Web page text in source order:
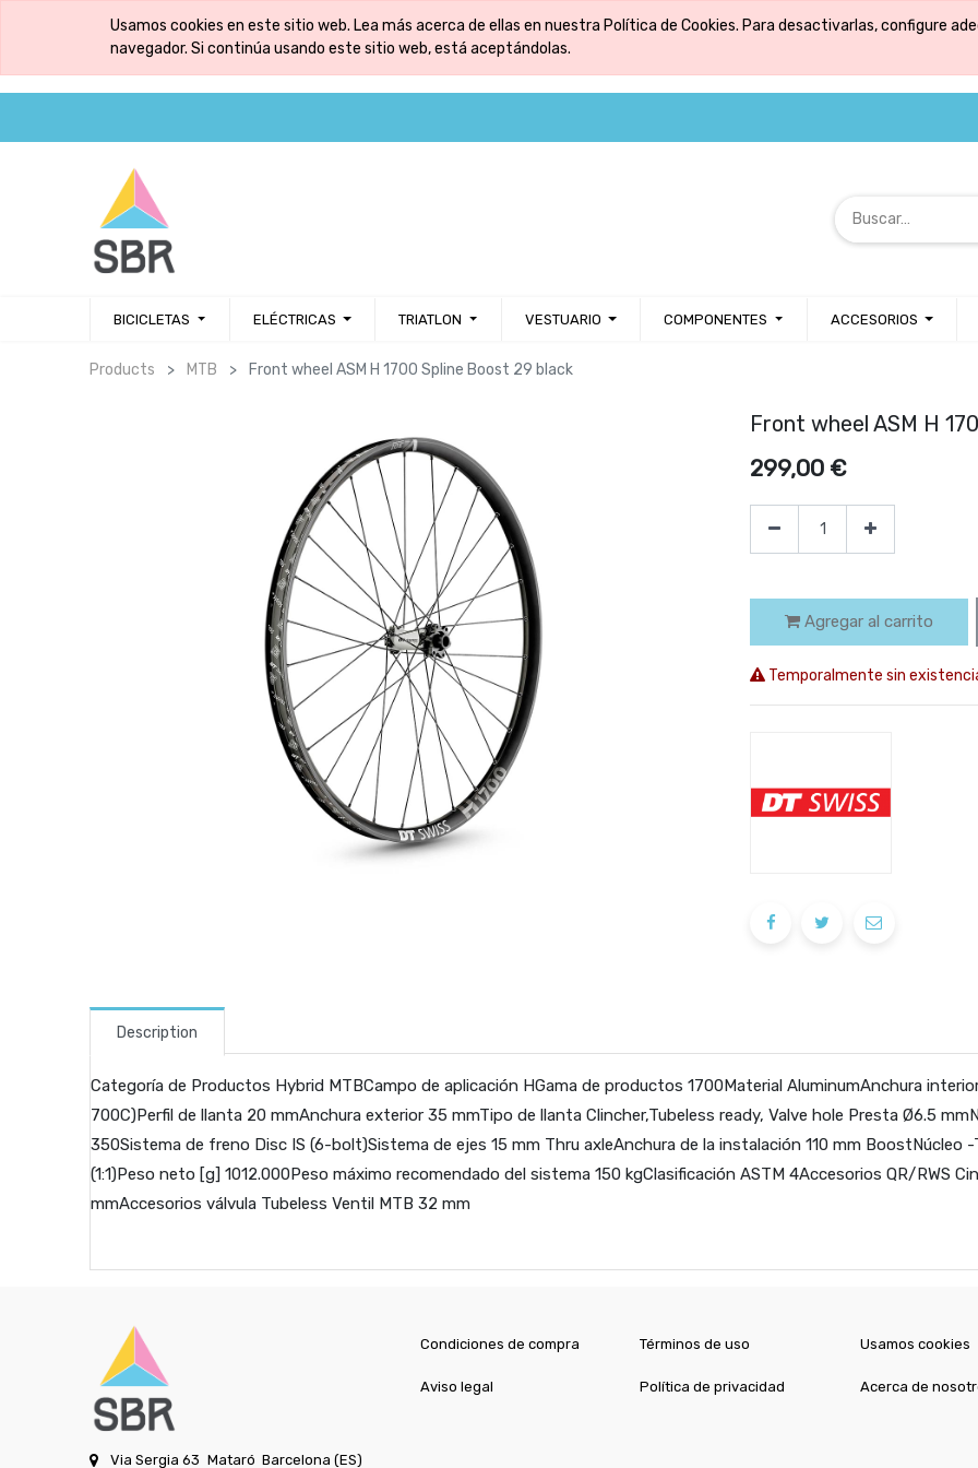
Usamos cookies en este sitio web. Lea más acerca de ellas en nuestra Política de Cookies. Para desactivarlas, configure
navegador. Si continúa usando este sitio web, está aceptándolas.
BICICLETAS ELÉCTRICAS TRIATLON VESTUARIO COMPONENTES ACCESORIOS
Products MTB Front wheel ASM H 1700 Spline Boost 29 black
Front wheel ASM H
299,00 €
Agregar al carrito
Temporalmente sin
Description
Categoría de Productos Hybrid MTBCampo de aplicación HGama de productos 1700Material AluminumAnchura
700C)Perfil de llanta 20 mmAnchura exterior 35 mmTipo de llanta Clincher,Tubeless ready, Valve hole Presta Ø6.5
350Sistema de freno Disc IS (6-bolt)Sistema de ejes 15 mm Thru axleAnchura de la instalación 110 mm BoostNúcleo
(1:1)Peso neto [g] 1012.000Peso máximo recomendado del sistema 150 kgClasificación ASTM 4Accesorios QR/RWS
mmAccesorios válvula Tubeless Ventil MTB 32 mm
Via Sergia 63 Mataró Barcelona (ES)
Condiciones de compra
Aviso legal
Términos de uso
Política de privacidad
Usamos cookies
Acerca de